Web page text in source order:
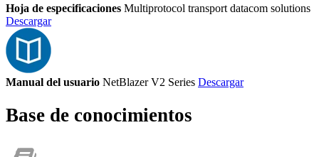
Hoja de especificaciones Multiprotocol transport datacom solutions
Descargar
Manual del usuario NetBlazer V2 Series Descargar
Base de conocimientos